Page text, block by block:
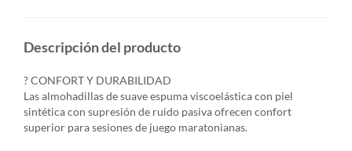
Descripción del producto
? CONFORT Y DURABILIDAD
Las almohadillas de suave espuma viscoelástica con piel
sintética con supresión de ruido pasiva ofrecen confort
superior para sesiones de juego maratonianas.